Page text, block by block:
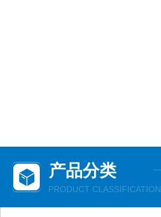
产品分类
PRODUCT CLASSIFICATION